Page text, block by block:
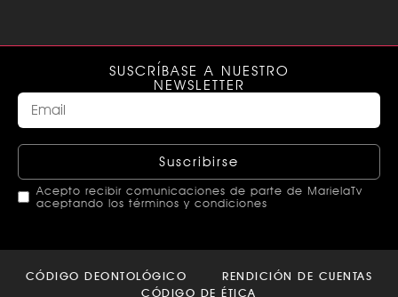
SUSCRÍBASE A NUESTRO
NEWSLETTER
Suscribirse
Acepto recibir comunicaciones de parte de MarielaTv
aceptando los términos y condiciones
should
CÓDIGO DEONTOLÓGICO
RENDICIÓN DE CUENTAS
CÓDIGO DE ÉTICA